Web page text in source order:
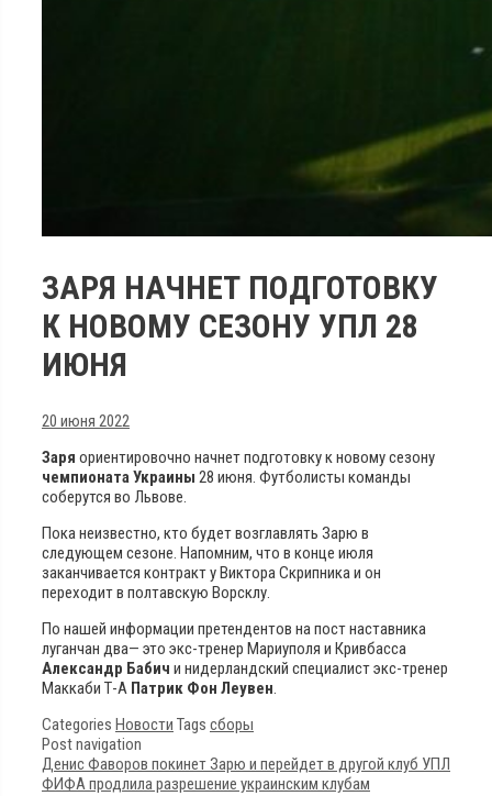
ЗАРЯ НАЧНЕТ ПОДГОТОВКУ
К НОВОМУ СЕЗОНУ УПЛ 28
ИЮНЯ
20 июня 2022
Заря ориентировочно начнет подготовку к новому сезону
чемпионата Украины 28 июня. Футболисты команды
соберутся во Львове.
Пока неизвестно, кто будет возглавлять Зарю в
следующем сезоне. Напомним, что в конце июля
заканчивается контракт у Виктора Скрипника и он
переходит в полтавскую Ворсклу.
По нашей информации претендентов на пост наставника
луганчан два— это экс-тренер Мариуполя и Кривбасса
Александр Бабич и нидерландский специалист экс-тренер
Маккаби Т-А Патрик Фон Леувен.
Categories Новости Tags сборы
Post navigation
Денис Фаворов покинет Зарю и перейдет в другой клуб УПЛ
ФИФА продлила разрешение украинским клубам